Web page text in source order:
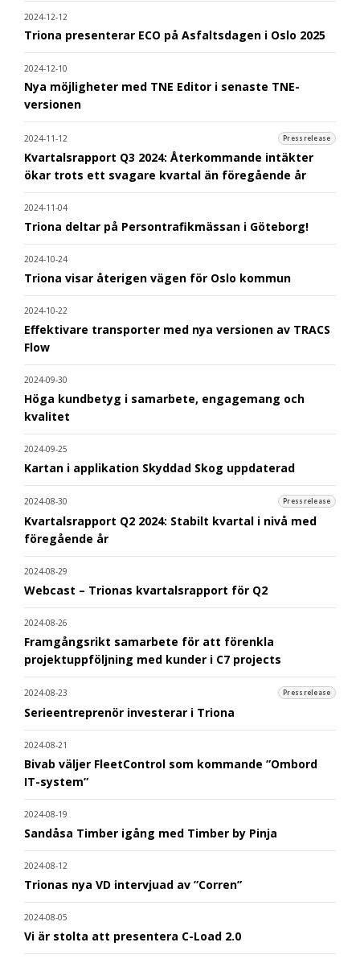
2024-12-12
Triona presenterar ECO på Asfaltsdagen i Oslo 2025
2024-12-10
Nya möjligheter med TNE Editor i senaste TNE-
versionen
2024-11-12 Pressrelease
Kvartalsrapport Q3 2024: Återkommande intäkter
ökar trots ett svagare kvartal än föregående år
2024-11-04
Triona deltar på Persontrafikmässan i Göteborg!
2024-10-24
Triona visar återigen vägen för Oslo kommun
2024-10-22
Effektivare transporter med nya versionen av TRACS
Flow
2024-09-30
Höga kundbetyg i samarbete, engagemang och
kvalitet
2024-09-25
Kartan i applikation Skyddad Skog uppdaterad
2024-08-30 Pressrelease
Kvartalsrapport Q2 2024: Stabilt kvartal i nivå med
föregående år
2024-08-29
Webcast – Trionas kvartalsrapport för Q2
2024-08-26
Framgångsrikt samarbete för att förenkla
projektuppföljning med kunder i C7 projects
2024-08-23 Pressrelease
Serieentreprenör investerar i Triona
2024-08-21
Bivab väljer FleetControl som kommande ”Ombord
IT-system”
2024-08-19
Sandåsa Timber igång med Timber by Pinja
2024-08-12
Trionas nya VD intervjuad av ”Corren”
2024-08-05
Vi är stolta att presentera C-Load 2.0